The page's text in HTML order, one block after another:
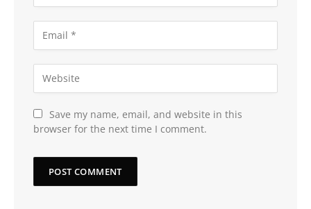
Save my name, email, and website in this
browser for the next time I comment.